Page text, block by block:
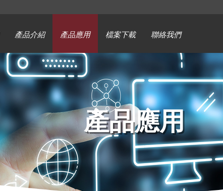
產品介紹 產品應用 檔案下載 聯絡我們
產品應用